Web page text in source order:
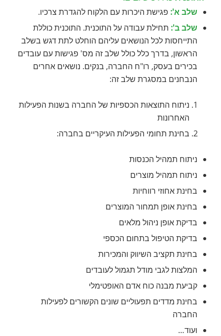
שלב א': פגישת היכרות עם הלקוח להגדרת צרכיו.
שלב ב': תחילת עבודה על התוכנית. התוכנית כוללת
התייחסות לכל הנושאים עליהם הוחלט לתת דגש בשלב
הראשון, בדרך כלל כולל שלב זה מס' פגישות עם עובדים
בכירים בעסק, רו"ח החברה, בנקים. נושאים אחרים
הנבחנים במסגרת שלב זה:
ניתוח התוצאות הכספיות של החברה בשנות הפעילות
האחרונות
בחינת תחומי הפעילות העיקריים בחברה:
ניתוח תמהיל הכנסות
ניתוח תמהיל מוצרים
בחינת אחוזי רווחיות
בחינת אופן תמחור המוצרים
בדיקת אופן ניהול מלאים
בדיקת הטיפול בתחום הכספי
בחינת תקציב השיווק והמכירות
המלצות לגבי מודל תגמול לעובדים
קביעת מבנה כוח אדם האופטימלי
בחינת מדדים תפעוליים שונים הקשורים לפעילות
החברה
ועוד…